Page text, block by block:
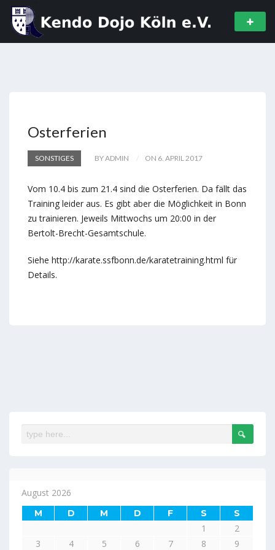
Osterferien
SONSTIGES BY ADMIN ON 6. APRIL 2017
Vom 10.4 bis zum 21.4 sind die Osterferien. Da fällt das
Training leider aus. Es gibt aber die Möglichkeit in Bonn
zu trainieren. Jeweils Mittwochs um 20:00 in der
Bertolt-Brecht-Gesamtschule.
Siehe http://karate.ssfbonn.de/karatetraining.html für
Details.
August 2026
M D M D F S S
1
2
3
4 5 6 7 8
9